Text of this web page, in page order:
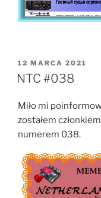
OPUBLIKOWANE
W
12 MARCA 2021
NTC #038
Miło mi
zostałem
numerem 038.